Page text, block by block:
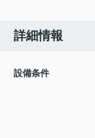
詳細情報
設備条件